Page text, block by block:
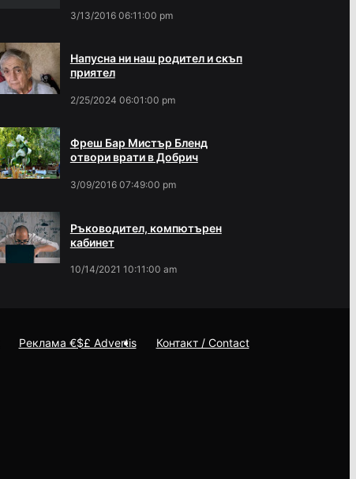
3/13/2016 06:11:00 pm
Напусна ни наш родител и скъп
приятел
2/25/2024 06:01:00 pm
Фреш Бар Мистър Бленд
отвори врати в Добрич
3/09/2016 07:49:00 pm
Ръководител, компютърен
кабинет
10/14/2021 10:11:00 am
Реклама €$£ Advertis Контакт / Contact